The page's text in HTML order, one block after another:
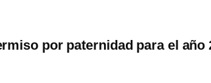
por paternidad para el año